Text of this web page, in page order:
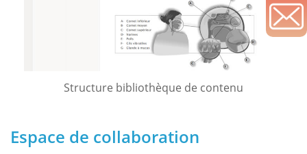
Structure bibliothèque de contenu
Espace de collaboration